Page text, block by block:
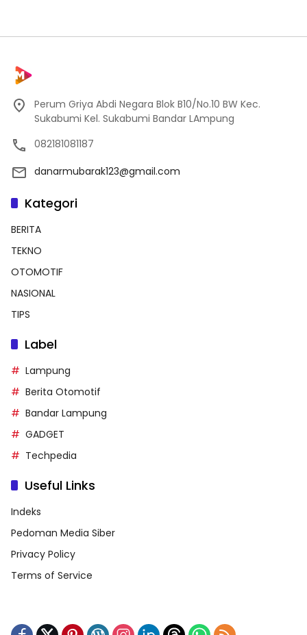
Perum Griya Abdi Negara Blok B10/No.10 BW Kec.
Sukabumi Kel. Sukabumi Bandar LAmpung
082181081187
danarmubarak123@gmail.com
Kategori
BERITA
TEKNO
OTOMOTIF
NASIONAL
TIPS
Label
Lampung
Berita Otomotif
Bandar Lampung
GADGET
Techpedia
Useful Links
Indeks
Pedoman Media Siber
Privacy Policy
Terms of Service